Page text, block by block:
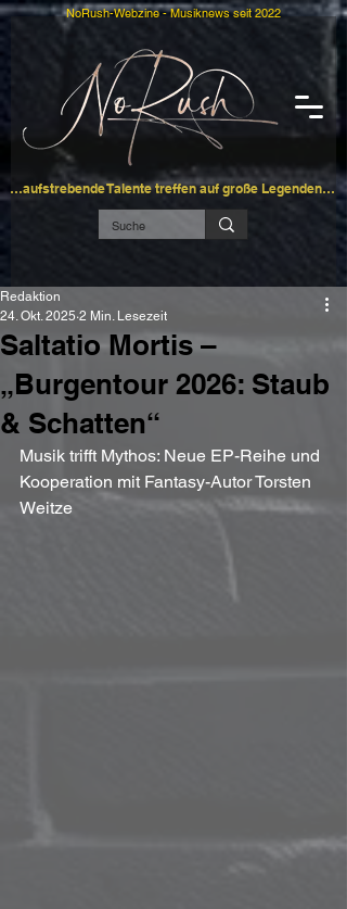
…aufstrebende Talente treffen auf große Legenden…
NoRush-Webzine - Musiknews seit 2022
Saltatio Mortis –
„Burgentour 2026: Staub
& Schatten“
Redaktion
24. Okt. 2025 2 Min. Lesezeit
Musik trifft Mythos: Neue EP-Reihe und
Kooperation mit Fantasy-Autor Torsten
Weitze